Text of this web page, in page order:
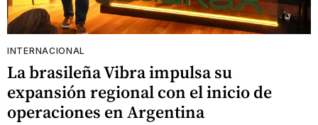
INTERNACIONAL
La brasileña Vibra impulsa su
expansión regional con el inicio de
operaciones en Argentina